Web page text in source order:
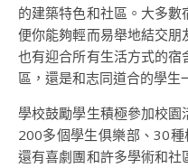
的建築特色和社區。大多
便你能夠輕而易舉地結交
也有迎合所有生活方式的
區，還是和志同道合的學生
學校鼓勵學生積極參加校
200多個學生俱樂部、30
還有喜劇團和許多學術和